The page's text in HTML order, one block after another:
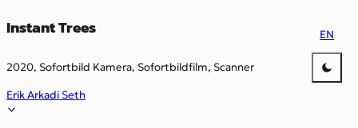
Instant Trees
2020, Sofortbild Kamera, Sofortbildfilm, Scanner
Erik Arkadi Seth
EN